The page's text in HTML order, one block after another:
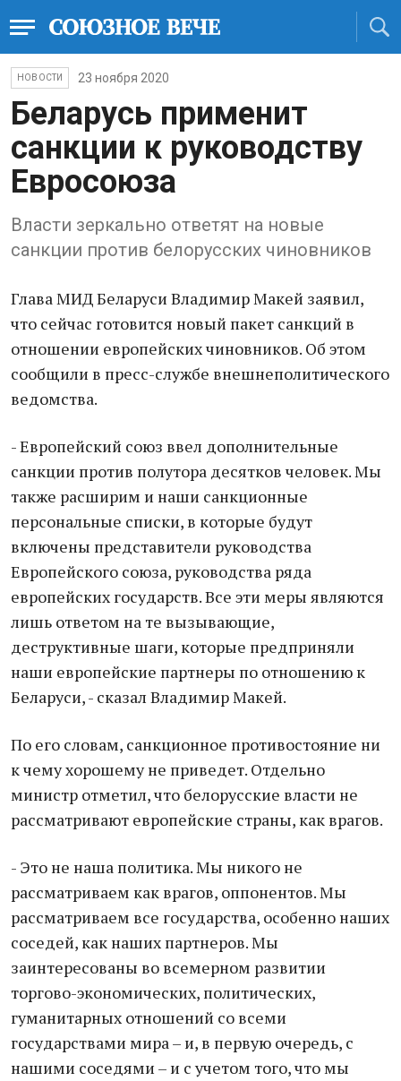
НОВОСТИ 23 ноября 2020
Беларусь применит
санкции к руководству
Евросоюза
Власти зеркально ответят на новые
санкции против белорусских чиновников
Глава МИД Беларуси Владимир Макей заявил,
что сейчас готовится новый пакет санкций в
отношении европейских чиновников. Об этом
сообщили в пресс-службе внешнеполитического
ведомства.
- Европейский союз ввел дополнительные
санкции против полутора десятков человек. Мы
также расширим и наши санкционные
персональные списки, в которые будут
включены представители руководства
Европейского союза, руководства ряда
европейских государств. Все эти меры являются
лишь ответом на те вызывающие,
деструктивные шаги, которые предприняли
наши европейские партнеры по отношению к
Беларуси, - сказал Владимир Макей.
По его словам, санкционное противостояние ни
к чему хорошему не приведет. Отдельно
министр отметил, что белорусские власти не
рассматривают европейские страны, как врагов.
- Это не наша политика. Мы никого не
рассматриваем как врагов, оппонентов. Мы
рассматриваем все государства, особенно наших
соседей, как наших партнеров. Мы
заинтересованы во всемерном развитии
торгово-экономических, политических,
гуманитарных отношений со всеми
государствами мира – и, в первую очередь, с
нашими соседями – и с учетом того, что мы